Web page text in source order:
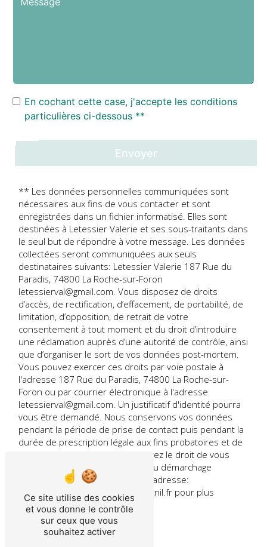
En cochant cette case, j'accepte les conditions
particulières ci-dessous **
Envoyer
** Les données personnelles communiquées sont
nécessaires aux fins de vous contacter et sont
enregistrées dans un fichier informatisé. Elles sont
destinées à Letessier Valerie et ses sous-traitants dans
le seul but de répondre à votre message. Les données
collectées seront communiquées aux seuls
destinataires suivants: Letessier Valerie 187 Rue du
Paradis, 74800 La Roche-sur-Foron
letessierval@gmail.com. Vous disposez de droits
d’accès, de rectification, d’effacement, de portabilité, de
limitation, d’opposition, de retrait de votre
consentement à tout moment et du droit d’introduire
une réclamation auprès d’une autorité de contrôle, ainsi
que d’organiser le sort de vos données post-mortem.
Vous pouvez exercer ces droits par voie postale à
l'adresse 187 Rue du Paradis, 74800 La Roche-sur-
Foron ou par courrier électronique à l'adresse
letessierval@gmail.com. Un justificatif d'identité pourra
vous être demandé. Nous conservons vos données
pendant la période de prise de contact puis pendant la
durée de prescription légale aux fins probatoires et de
gestion des contentieux. Vous avez le droit de vous
inscrire sur la liste d'opposition au démarchage
téléphonique, disponible à cette adresse:
Bloctel.gouv.fr
. Consultez le site cnil.fr pour plus
d’informations sur vos droits.
Ce site utilise des cookies
et vous donne le contrôle
sur ceux que vous
souhaitez activer